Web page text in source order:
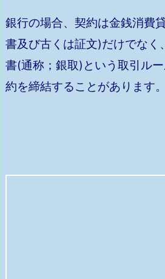
銀行の場合、契約は金銭消費
書及び古くは証文)だけでなく
書(通称；銀取)という取引ル
約を締結することがあります。